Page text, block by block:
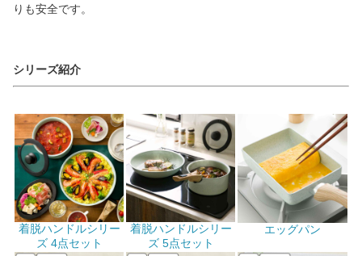
りも安全です。
シリーズ紹介
着脱ハンドルシリー
ズ 4点セット
着脱ハンドルシリー
ズ 5点セット
エッグパン